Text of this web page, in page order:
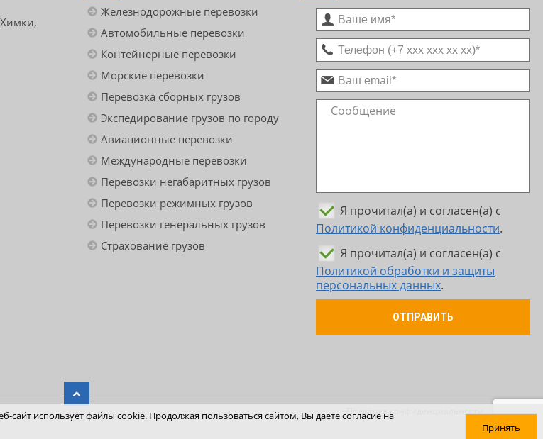
Железнодорожные перевозки
Автомобильные перевозки
Контейнерные перевозки
Морские перевозки
Перевозка сборных грузов
Экспедирование грузов по городу
Авиационные перевозки
Международные перевозки
Перевозки негабаритных грузов
Перевозки режимных грузов
Перевозки генеральных грузов
Страхование грузов
Я прочитал(а) и согласен(а) с
Политикой конфиденциальности.
Я прочитал(а) и согласен(а) с
Политикой обработки и защиты
персональных данных.
ОТПРАВИТЬ
использует файлы cookie. Продолжая пользоваться сайтом, Вы даете согласие на
Принять